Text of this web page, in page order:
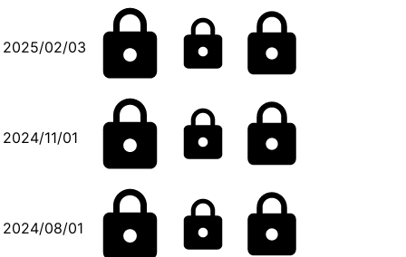
2025/02/03
2024/11/01
2024/08/01